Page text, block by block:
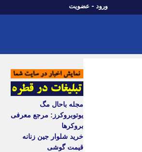
ورود - عضویت
مجله باحال مگ
یوتوبروکرز: مرجع معرفی
بروکرها
خرید شلوار جین زنانه
قیمت گوشی